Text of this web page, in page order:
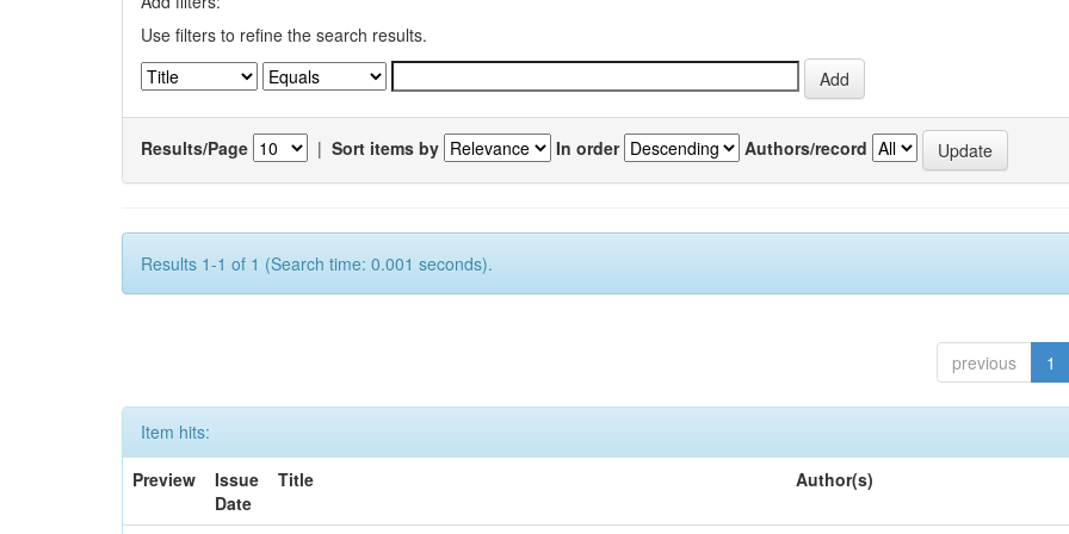
Use filters to refine the search results.
Results/Page | Sort items by In order Authors/record
Results 1-1 of 1 (Search time: 0.001 seconds).
previous 1
Item hits:
Preview
Issue
Date
Title Author(s)